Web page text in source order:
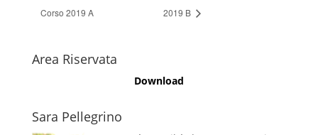
Corso 2019 A
2019 B
Area Riservata
Download
Sara Pellegrino